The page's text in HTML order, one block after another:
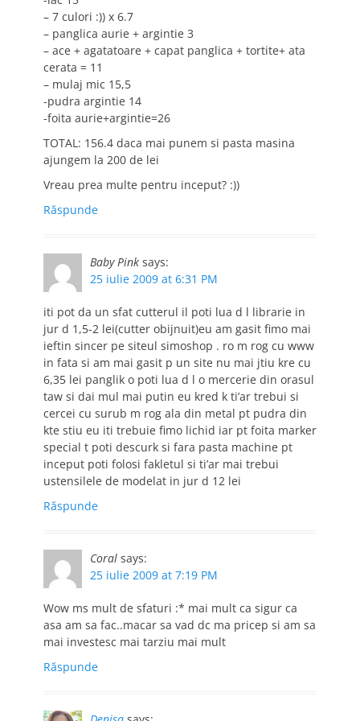
– 7 culori :)) x 6.7
– panglica aurie + argintie 3
– ace + agatatoare + capat panglica + tortite+ ata
cerata = 11
– mulaj mic 15,5
-pudra argintie 14
-foita aurie+argintie=26
TOTAL: 156.4 daca mai punem si pasta masina
ajungem la 200 de lei
Vreau prea multe pentru inceput? :))
Răspunde
Baby Pink says:
25 iulie 2009 at 6:31 PM
iti pot da un sfat cutterul il poti lua d l librarie in
jur d 1,5-2 lei(cutter obijnuit)eu am gasit fimo mai
ieftin sincer pe siteul simoshop . ro m rog cu www
in fata si am mai gasit p un site nu mai jtiu kre cu
6,35 lei panglik o poti lua d l o mercerie din orasul
taw si dai mul mai putin eu kred k ti’ar trebui si
cercei cu surub m rog ala din metal pt pudra din
kte stiu eu iti trebuie fimo lichid iar pt foita marker
special t poti descurk si fara pasta machine pt
inceput poti folosi fakletul si ti’ar mai trebui
ustensilele de modelat in jur d 12 lei
Răspunde
Coral says:
25 iulie 2009 at 7:19 PM
Wow ms mult de sfaturi :* mai mult ca sigur ca
asa am sa fac..macar sa vad dc ma pricep si am sa
mai investesc mai tarziu mai mult
Răspunde